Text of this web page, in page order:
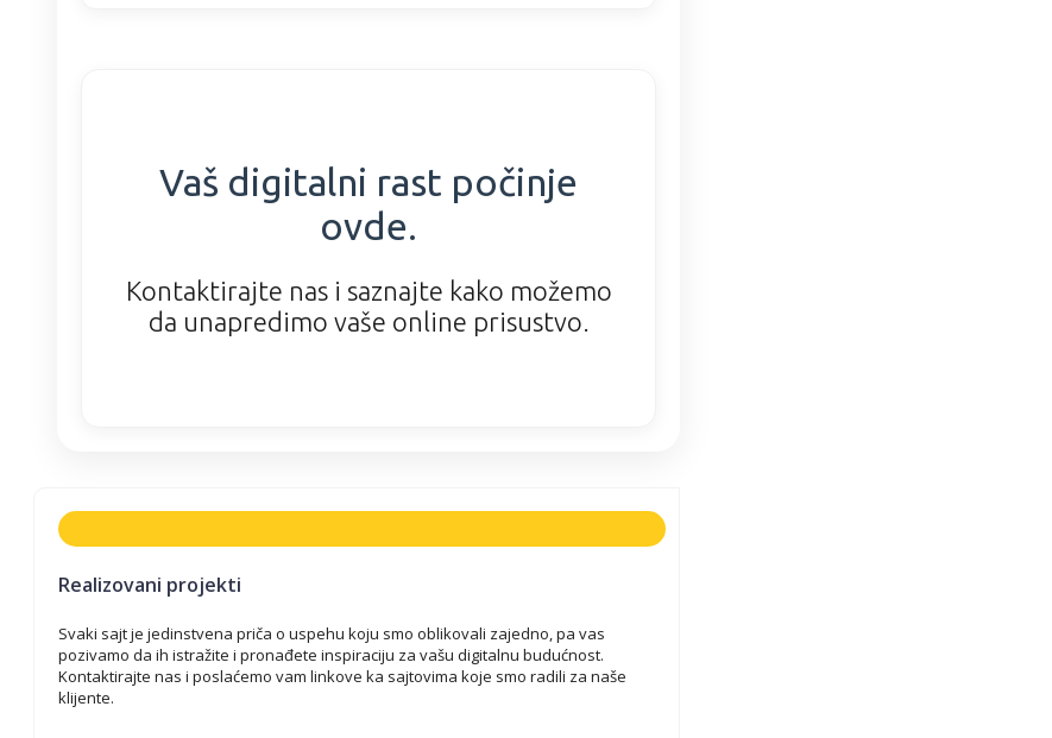
Vaš digitalni rast počinje
ovde.
Kontaktirajte nas i saznajte kako možemo
da unapredimo vaše online prisustvo.
Realizovani projekti
Svaki sajt je jedinstvena priča o uspehu koju smo oblikovali zajedno, pa vas
pozivamo da ih istražite i pronađete inspiraciju za vašu digitalnu budućnost.
Kontaktirajte nas i poslaćemo vam linkove ka sajtovima koje smo radili za naše
klijente.